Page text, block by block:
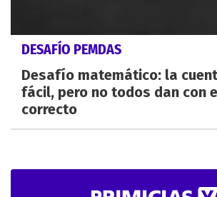
DESAFÍO PEMDAS
Desafío matemático: la
fácil, pero no todos dan con
correcto